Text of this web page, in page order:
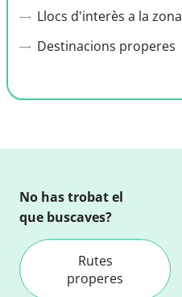
Llocs d'interès a la zona
Destinacions properes
No has trobat el
que buscaves?
Rutes
properes